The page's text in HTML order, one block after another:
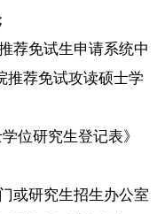
免试生申请系统中
推荐免试攻读硕士学
研究生登记表》
研究生招生办公室